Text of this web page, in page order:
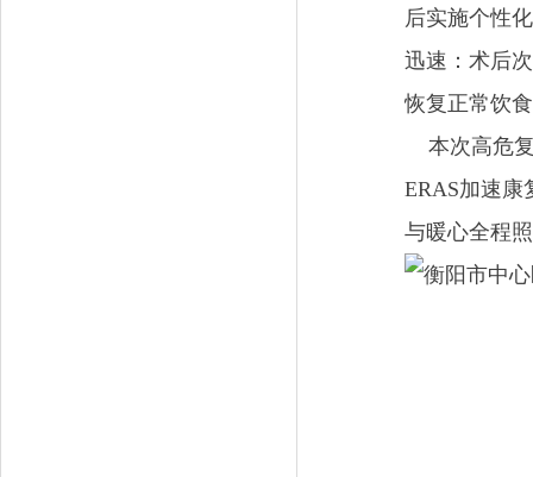
后实施个性
迅速：术后
恢复正常饮
本次高危复
ERAS加速
与暖心全程